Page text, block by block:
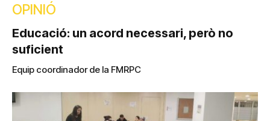
OPINIÓ
Educació: un acord necessari, però no
suficient
Equip coordinador de la FMRPC